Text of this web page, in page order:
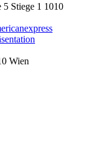
5 Stiege 1 1010
Wien